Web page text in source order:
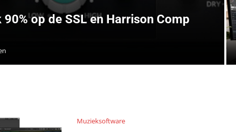
op de SSL en Harrison Comp
Muzieksoftware